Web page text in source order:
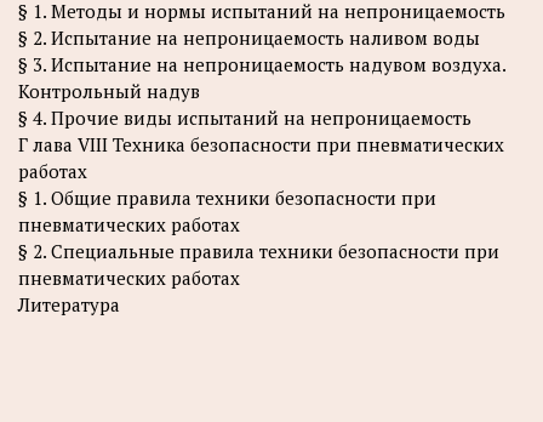
§ 1. Методы и нормы испытаний на непроницаемость
§ 2. Испытание на непроницаемость наливом воды
§ 3. Испытание на непроницаемость надувом воздуха.
Контрольный надув
§ 4. Прочие виды испытаний на непроницаемость
Г лава VIII Техника безопасности при пневматических
работах
§ 1. Общие правила техники безопасности при
пневматических работах
§ 2. Специальные правила техники безопасности при
пневматических работах
Литература